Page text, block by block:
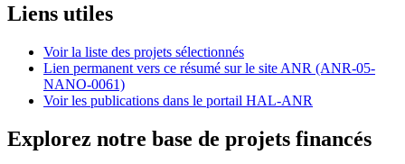
Liens utiles
Voir la liste des projets sélectionnés
Lien permanent vers ce résumé sur le site ANR (ANR-05-
NANO-0061)
Voir les publications dans le portail HAL-ANR
Explorez notre base de projets financés